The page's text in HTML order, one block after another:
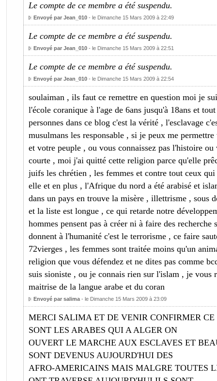
Le compte de ce membre a été suspendu.
Envoyé par Jean_010- le Dimanche 15 Mars 2009 à 22:49
Le compte de ce membre a été suspendu.
Envoyé par Jean_010- le Dimanche 15 Mars 2009 à 22:51
Le compte de ce membre a été suspendu.
Envoyé par Jean_010- le Dimanche 15 Mars 2009 à 22:54
soulaiman , ils faut ce remettre en question moi je
l'école coranique à l'age de 6ans jusqu'à 18ans et
personnes dans ce blog c'est la vérité , l'esclavage
musulmans les responsable , si je peux me
et votre peuple , ou vous connaissez pas l'histoire
courte , moi j'ai quitté cette religion parce qu'elle
juifs les chrétien , les femmes et contre tout ceux qui
elle et en plus , l'Afrique du nord a été arabisé et
dans un pays en trouve la misère , illettrisme , sous
et la liste est longue , ce qui retarde notre
hommes pensent pas à créer ni à faire des
donnent à l'humanité c'est le terrorisme , ce faire
72vierges , les femmes sont traitée moins qu'un
religion que vous défendez et ne dites pas comme
suis sioniste , ou je connais rien sur l'islam , je vous
maitrise de la langue arabe et du coran
Envoyé par salima- le Dimanche 15 Mars 2009 à 23:09
MERCI SALIMA ET DE VENIR CONFIRMER CE
SONT LES ARABES QUI A ALGER ON
OUVERT LE MARCHE AUX ESCLAVES ET
SONT DEVENUS AUJOURD'HUI DES
AFRO-AMERICAINS MAIS MALGRE TOUTES